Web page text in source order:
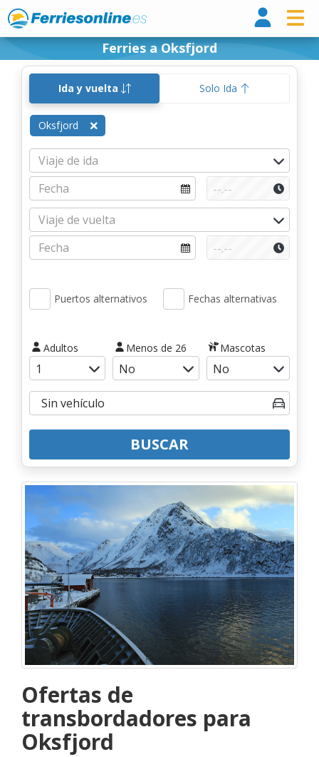
Ferries a Oksfjord
Ida y vuelta Solo Ida
Oksfjord
Puertos alternativos Fechas alternativas
Adultos Menos de 26 Mascotas
BUSCAR
Ofertas de
transbordadores para
Oksfjord